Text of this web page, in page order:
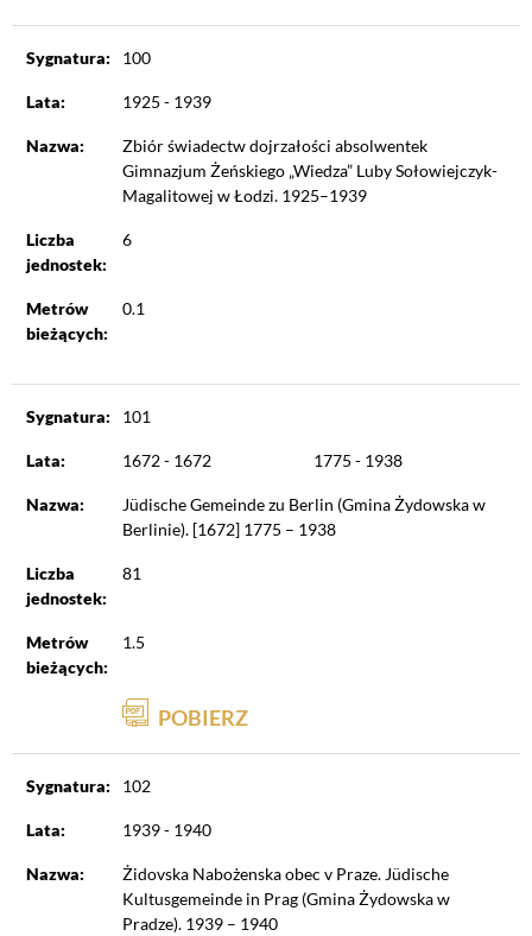
Sygnatura: 100
Lata: 1925 - 1939
Nazwa:
Zbiór świadectw dojrzałości absolwentek
Gimnazjum Żeńskiego „Wiedza” Luby Sołowiejczyk-
Magalitowej w Łodzi. 1925–1939
Liczba
jednostek:
6
Metrów
bieżących:
0.1
Sygnatura: 101
Lata: 1672 - 1672 1775 - 1938
Nazwa:
Jüdische Gemeinde zu Berlin (Gmina Żydowska w
Berlinie). [1672] 1775 – 1938
Liczba
jednostek:
81
Metrów
bieżących:
1.5
POBIERZ
Sygnatura: 102
Lata: 1939 - 1940
Nazwa:
Żidovska Nabożenska obec v Praze. Jüdische
Kultusgemeinde in Prag (Gmina Żydowska w
Pradze). 1939 – 1940